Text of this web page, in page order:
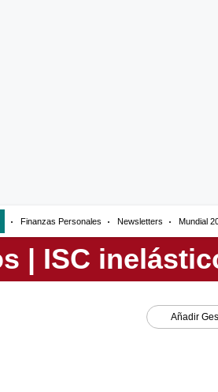
Finanzas Personales Newsletters Mundial
Añadir